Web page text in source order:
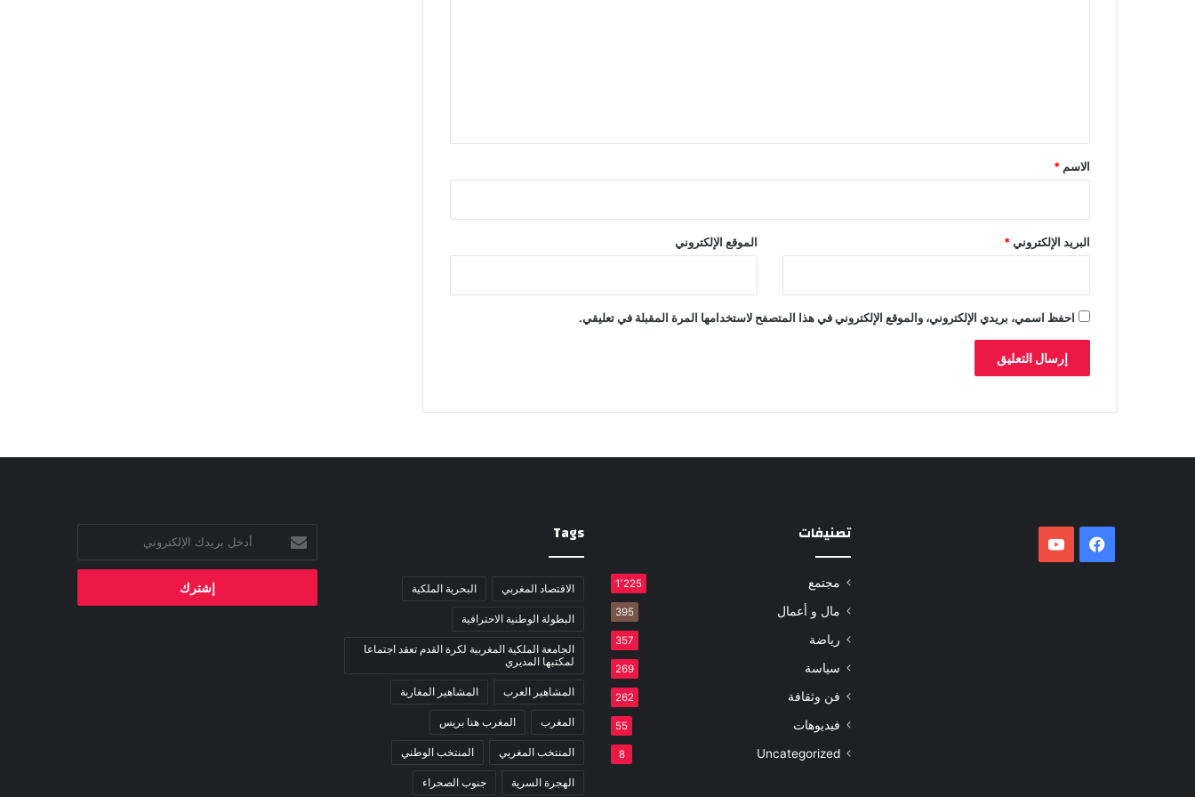
*
الاسم *
البريد الإلكتروني* الموقع الإلكتروني
احفظ اسمي، بريدي الإلكتروني، والموقع الإلكتروني في هذا المتصفح لاستخدامها المرة المقبلة في تعليقي.
فيسبوك تصنيفات
مجتمع 1٬225
مال و أعمال 395
رياضة 357
سياسة 269
فن وثقافة 262
فيديوهات 55
Uncategorized
8
Tags
الاقتصاد المغربي البحرية الملكية
البطولة الوطنية الاحترافية
الجامعة الملكية المغربية لكرة القدم تعقد اجتماعا
لمكتبها المديري
المشاهير العرب المشاهير المغاربة
المغرب المغرب هنا بريس
المنتخب المغربي المنتخب الوطني
الهجرة السرية جنوب الصحراء
بريدك
الإلكتروني